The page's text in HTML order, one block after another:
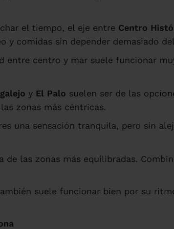
el tiempo, el eje entre Centro
y comidas sin depender demasiado
entre centro y mar suele funcionar
y El Palo suelen ser de las
zonas más céntricas.
una sensación tranquila, pero sin
de las zonas más equilibradas.
suele funcionar bien por su